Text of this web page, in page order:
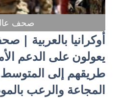
صحف
أوكرانيا بالعربية |
يعولون على الدعم
طريقهم إلى
المجاعة والرعب